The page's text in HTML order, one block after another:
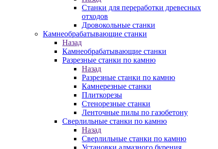
Станки для переработки древесных
отходов
Дровокольные станки
Камнеобрабатывающие станки
Назад
Камнеобрабатывающие станки
Разрезные станки по камню
Назад
Разрезные станки по камню
Камнерезные станки
Плиткорезы
Стенорезные станки
Ленточные пилы по газобетону
Сверлильные станки по камню
Назад
Сверлильные станки по камню
Установки алмазного бурения